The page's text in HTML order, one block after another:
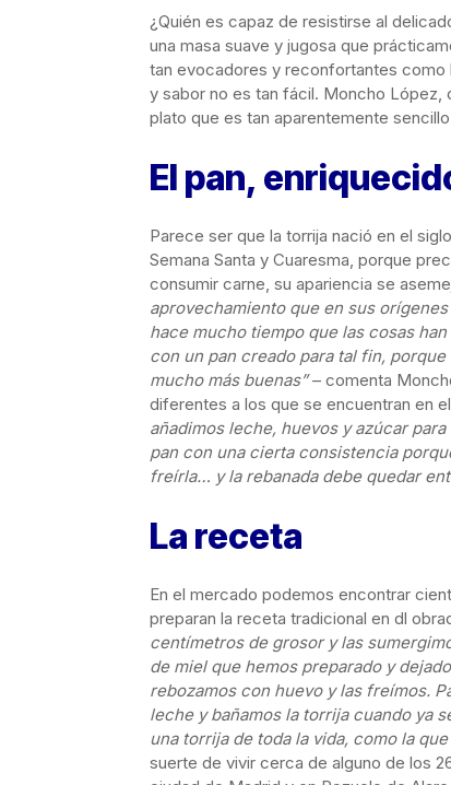
¿Quién es capaz de resistirse al
una masa suave y jugosa que
tan evocadores y reconfortantes como
y sabor no es tan fácil. Moncho López,
plato que es tan aparentemente
El pan,
Parece ser que la torrija nació en el
Semana Santa y Cuaresma, porque
consumir carne, su apariencia se
aprovechamiento que en sus
hace mucho tiempo que las cosas
con un pan creado para tal fin,
mucho más buenas”– comenta
diferentes a los que se encuentran en
añadimos leche, huevos y azúcar
pan con una cierta consistencia
freírla… y la rebanada debe quedar
La receta
En el mercado podemos encontrar
preparan la receta tradicional en dl
centímetros de grosor y las
de miel que hemos preparado y
rebozamos con huevo y las freímos.
leche y bañamos la torrija cuando ya
una torrija de toda la vida, como la
suerte de vivir cerca de alguno de los